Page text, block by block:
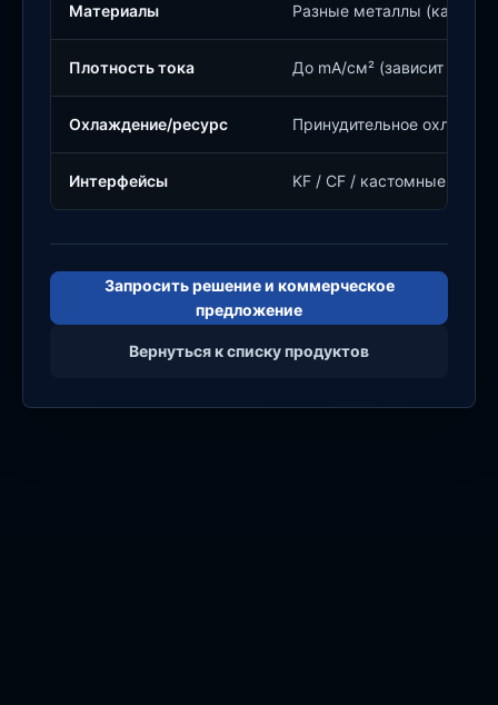
Материалы Разные металлы (кастом)
Плотность тока До mA/см² (зависит от
Охлаждение/ресурс Принудительное
Интерфейсы KF / CF / кастомные
Запросить решение и коммерческое
предложение
Вернуться к списку продуктов